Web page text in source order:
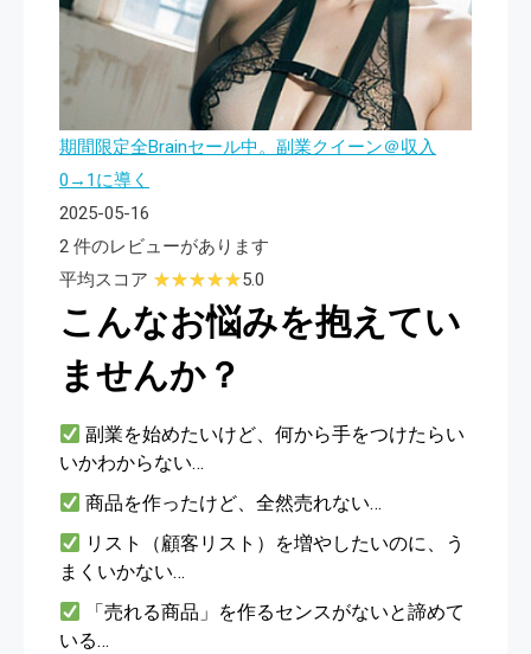
期間限定全Brainセール中。副業クイーン＠収入
0→1に導く
2025-05-16
2 件のレビューがあります
平均スコア
5.0
こんなお悩みを抱えてい
ませんか？
副業を始めたいけど、何から手をつけたらい
いかわからない…
商品を作ったけど、全然売れない…
リスト（顧客リスト）を増やしたいのに、う
まくいかない…
「売れる商品」を作るセンスがないと諦めて
いる…